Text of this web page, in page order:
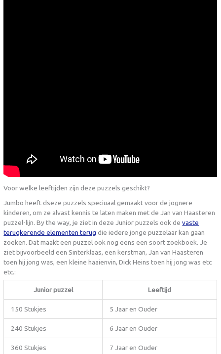
Voor welke leeftijden zijn deze puzzels geschikt?
Jumbo heeft dseze puzzels speciuaal gemaakt voor de jognere
kinderen, om ze alvast kennis te laten maken met de Jan van Haasteren
puzzel-lijn. By the way, je ziet in deze Junior puzzels ook devaste
terugkerende elementen terug die iedere jonge puzzelaar kan gaan
zoeken. Dat maakt een puzzel ook nog eens een soort zoekboek. Je
ziet bijvoorbeeld een Sinterklaas, een kerstman, Jan van Haasteren
toen hij jong was, een kleine haaienvin, Dick Heins toen hij jong was etc
etc.:
Junior puzzel Leeftijd
150 Stukjes 5 Jaar en Ouder
240 Stukjes 6 Jaar en Ouder
360 Stukjes 7 Jaar en Ouder